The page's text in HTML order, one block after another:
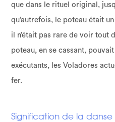
que dans le rituel original,
qu’autrefois, le poteau était
il n’était pas rare de voir tout
poteau, en se cassant,
exécutants, les Voladores
fer.
Signification de la